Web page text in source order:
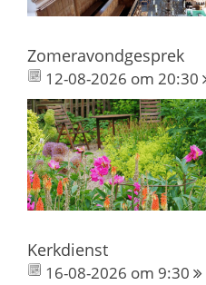
Zomeravondgesprek
12-08-2026 om 20:30
Kerkdienst
16-08-2026 om 9:30